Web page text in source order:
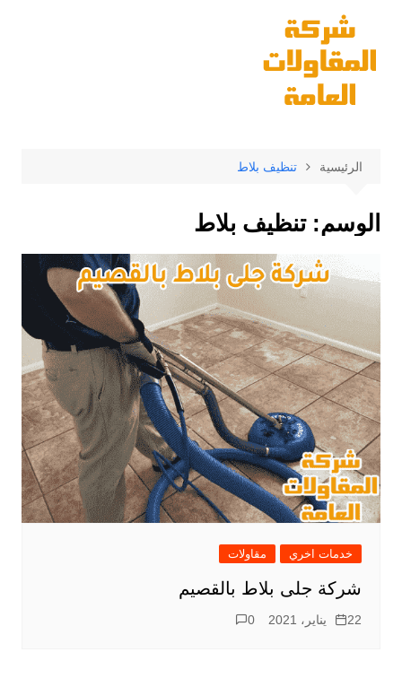
المحتوى
الرئيسية تنظيف بلاط
الوسم:تنظيف بلاط
خدمات اخري مقاولات
شركة جلى بلاط بالقصيم
22 يناير، 2021 0